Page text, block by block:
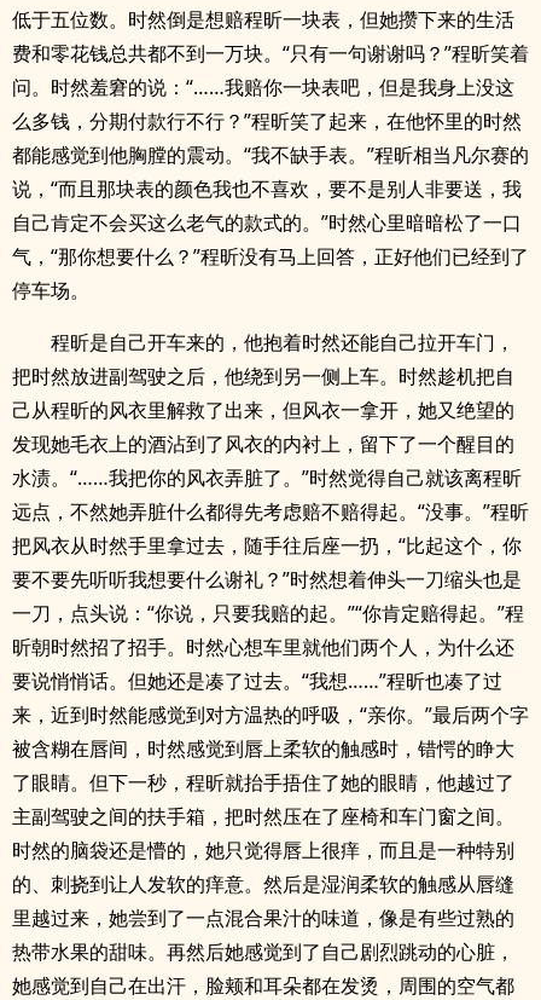
低于五位数。时然倒是想赔程昕一块表，但她攒下来的生活
费和零花钱总共都不到一万块。“只有一句谢谢吗？”程昕笑着
问。时然羞窘的说：“……我赔你一块表吧，但是我身上没这
么多钱，分期付款行不行？”程昕笑了起来，在他怀里的时然
都能感觉到他胸膛的震动。“我不缺手表。”程昕相当凡尔赛的
说，“而且那块表的颜色我也不喜欢，要不是别人非要送，我
自己肯定不会买这么老气的款式的。”时然心里暗暗松了一口
气，“那你想要什么？”程昕没有马上回答，正好他们已经到了
停车场。
程昕是自己开车来的，他抱着时然还能自己拉开车门，
把时然放进副驾驶之后，他绕到另一侧上车。时然趁机把自
己从程昕的风衣里解救了出来，但风衣一拿开，她又绝望的
发现她毛衣上的酒沾到了风衣的内衬上，留下了一个醒目的
水渍。“……我把你的风衣弄脏了。”时然觉得自己就该离程昕
远点，不然她弄脏什么都得先考虑赔不赔得起。“没事。”程昕
把风衣从时然手里拿过去，随手往后座一扔，“比起这个，你
要不要先听听我想要什么谢礼？”时然想着伸头一刀缩头也是
一刀，点头说：“你说，只要我赔的起。”“你肯定赔得起。”程
昕朝时然招了招手。时然心想车里就他们两个人，为什么还
要说悄悄话。但她还是凑了过去。“我想……”程昕也凑了过
来，近到时然能感觉到对方温热的呼吸，“亲你。”最后两个字
被含糊在唇间，时然感觉到唇上柔软的触感时，错愕的睁大
了眼睛。但下一秒，程昕就抬手捂住了她的眼睛，他越过了
主副驾驶之间的扶手箱，把时然压在了座椅和车门窗之间。
时然的脑袋还是懵的，她只觉得唇上很痒，而且是一种特别
的、刺挠到让人发软的痒意。然后是湿润柔软的触感从唇缝
里越过来，她尝到了一点混合果汁的味道，像是有些过熟的
热带水果的甜味。再然后她感觉到了自己剧烈跳动的心脏，
她感觉到自己在出汗，脸颊和耳朵都在发烫，周围的空气都